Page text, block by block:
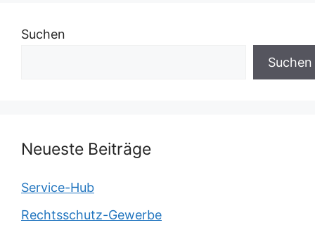
Suchen
Suchen
Neueste Beiträge
Service-Hub
Rechtsschutz-Gewerbe